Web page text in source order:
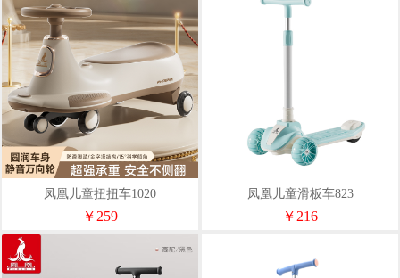
凤凰儿童扭扭车1020
￥259
凤凰儿童滑板车823
￥216